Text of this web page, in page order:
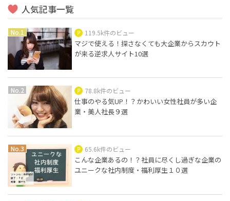
人気記事一覧
119.5k件のビュー
マジで使える！探さなくても大企業からスカウト
が来る逆求人サイト10選
78.8k件のビュー
仕事のやる気UP！？かわいい女性社員が多い企
業・美人社長９選
65.6k件のビュー
こんな企業あるの！？社員に尽くし過ぎな企業の
ユニークな社内制度・福利厚生１０選